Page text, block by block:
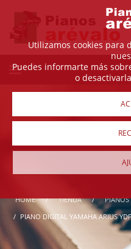
HOME TIENDA PIANOS
PIANO DIGITAL YAMAHA ARIUS
Utilizamos cookies para
Puedes informarte más
o